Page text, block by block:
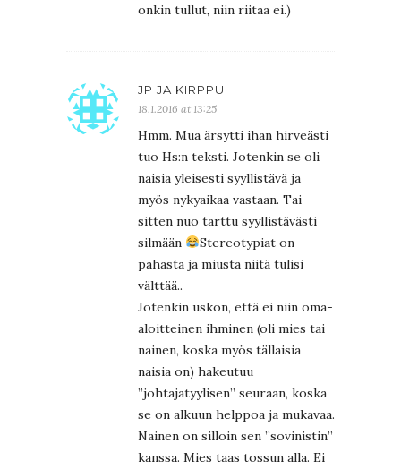
onkin tullut, niin riitaa ei.)
JP JA KIRPPU
18.1.2016 at 13:25
Hmm. Mua ärsytti ihan hirveästi
tuo Hs:n teksti. Jotenkin se oli
naisia yleisesti syyllistävä ja
myös nykyaikaa vastaan. Tai
sitten nuo tarttu syyllistävästi
silmään
Stereotypiat on
pahasta ja miusta niitä tulisi
välttää..
Jotenkin uskon, että ei niin oma-
aloitteinen ihminen (oli mies tai
nainen, koska myös tällaisia
naisia on) hakeutuu
”johtajatyylisen” seuraan, koska
se on alkuun helppoa ja mukavaa.
Nainen on silloin sen ”sovinistin”
kanssa. Mies taas tossun alla. Ei